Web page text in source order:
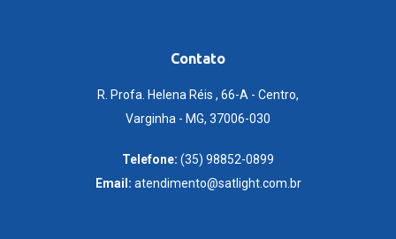
Contato
R. Profa. Helena Réis , 66-A - Centro,
Varginha - MG, 37006-030
Telefone: (35) 98852-0899
Email: atendimento@satlight.com.br